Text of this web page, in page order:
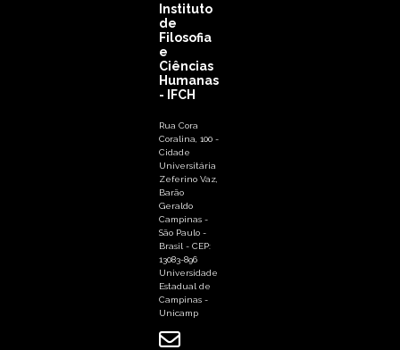
Instituto
de
Filosofia
e
Ciências
Humanas
- IFCH
Rua Cora
Coralina, 100 -
Cidade
Universitária
Zeferino Vaz,
Barão
Geraldo
Campinas -
São Paulo -
Brasil - CEP:
13083-896
Universidade
Estadual de
Campinas -
Unicamp